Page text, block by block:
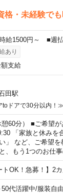
・未経験でも
給1500円～ ■週
あり
支給
田駅
ドアで30分以内！≫
60分） ■ご希望
「家族と休みを
」 など、ご希望
、もう1つのお仕
トOK！急募！】2
代活躍中/服装自由